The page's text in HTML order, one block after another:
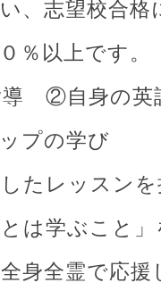
、志望校合
％以上です。
②自身の英
プの学び
たレッスンを
とは学ぶこと
身全霊で応